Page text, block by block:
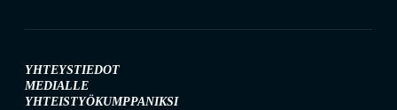
YHTEYSTIEDOT
MEDIALLE
YHTEISTYÖKUMPPANIKSI